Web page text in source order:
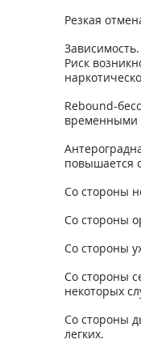
Резкая
Риск
Rebound-
временными
повышается
Со стороны
Со стороны
Со стороны
Со стороны
некоторых
Со стороны
легких.